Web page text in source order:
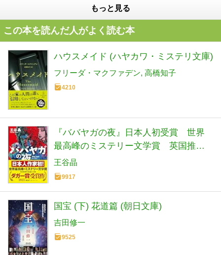
もっと見る
この本を読んだ人がよく読む本
ハウスメイド (ハヤカワ・ミステリ文庫)
フリーダ・マクファデン 高橋知子
4210
『ババヤガの夜』日本人初受賞 世界
最高峰のミステリー文学賞 英国推理
作家協会賞(ダガー賞） (河出文庫 お 46-
1)
王谷晶
9917
国宝 (下) 花道篇 (朝日文庫)
吉田修一
9525